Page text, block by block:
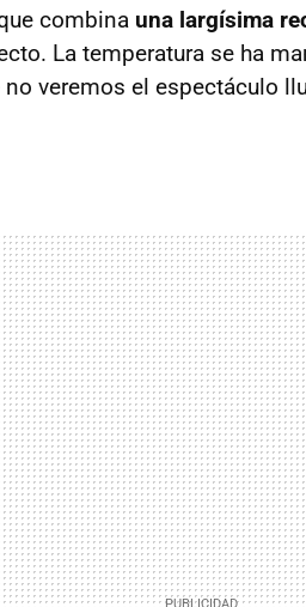
combina una largísima
La temperatura se ha
veremos el espectáculo